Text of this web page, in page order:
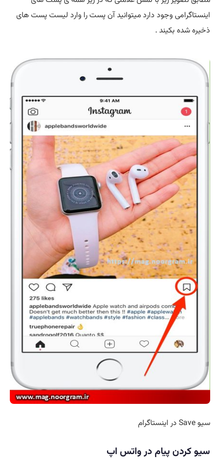
اینستاگرامی وجود دارد میتوانید آن پست را وارد لیست پست های
ذخیره شده بکیند .
سیو Save در اینستاگرام
سیو کردن پیام در واتس اپ